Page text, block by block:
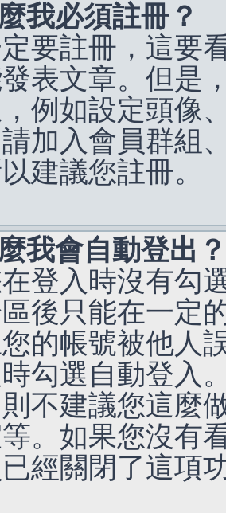
我必須註冊？
要註冊，這要
表文章。但是
例如設定頭像
加入會員群組
建議您註冊。
我會自動登出？
登入時沒有勾
後只能在一定
的帳號被他人
勾選自動登入
不建議您這麼
。如果您沒有
經關閉了這項